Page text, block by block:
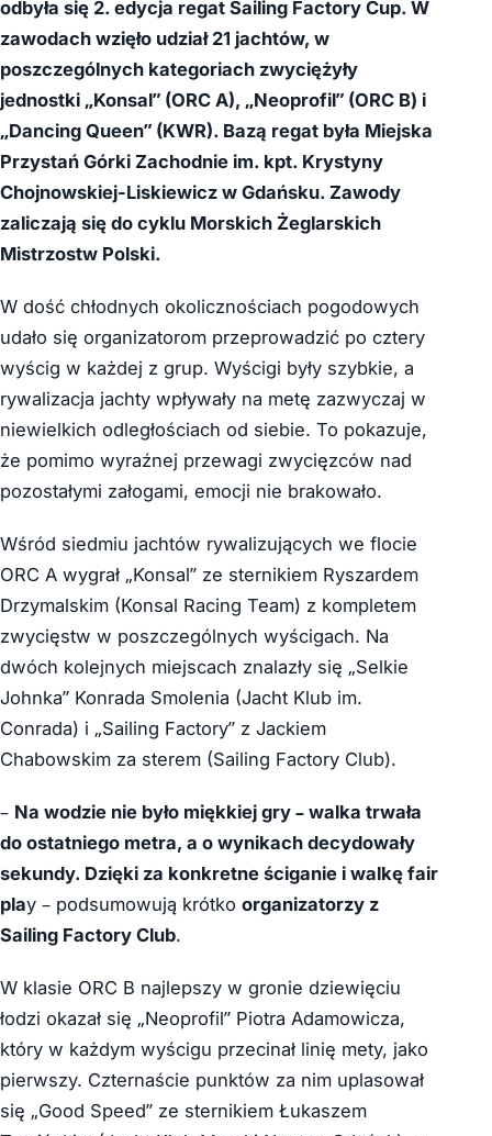
odbyła się 2. edycja regat Sailing Factory Cup. W
zawodach wzięło udział 21 jachtów, w
poszczególnych kategoriach zwyciężyły
jednostki „Konsal” (ORC A), „Neoprofil” (ORC B) i
„Dancing Queen” (KWR). Bazą regat była Miejska
Przystań Górki Zachodnie im. kpt. Krystyny
Chojnowskiej-Liskiewicz w Gdańsku. Zawody
zaliczają się do cyklu Morskich Żeglarskich
Mistrzostw Polski.
W dość chłodnych okolicznościach pogodowych
udało się organizatorom przeprowadzić po cztery
wyścig w każdej z grup. Wyścigi były szybkie, a
rywalizacja jachty wpływały na metę zazwyczaj w
niewielkich odległościach od siebie. To pokazuje,
że pomimo wyraźnej przewagi zwycięzców nad
pozostałymi załogami, emocji nie brakowało.
Wśród siedmiu jachtów rywalizujących we flocie
ORC A wygrał „Konsal” ze sternikiem Ryszardem
Drzymalskim (Konsal Racing Team) z kompletem
zwycięstw w poszczególnych wyścigach. Na
dwóch kolejnych miejscach znalazły się „Selkie
Johnka” Konrada Smolenia (Jacht Klub im.
Conrada) i „Sailing Factory” z Jackiem
Chabowskim za sterem (Sailing Factory Club).
– Na wodzie nie było miękkiej gry – walka trwała
do ostatniego metra, a o wynikach decydowały
sekundy. Dzięki za konkretne ściganie i walkę fair
play – podsumowują krótko organizatorzy z
Sailing Factory Club.
W klasie ORC B najlepszy w gronie dziewięciu
łodzi okazał się „Neoprofil” Piotra Adamowicza,
który w każdym wyścigu przecinał linię mety, jako
pierwszy. Czternaście punktów za nim uplasował
się „Good Speed” ze sternikiem Łukaszem